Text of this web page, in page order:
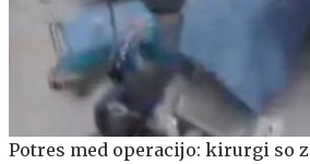
Potres med operacijo: kirurgi so